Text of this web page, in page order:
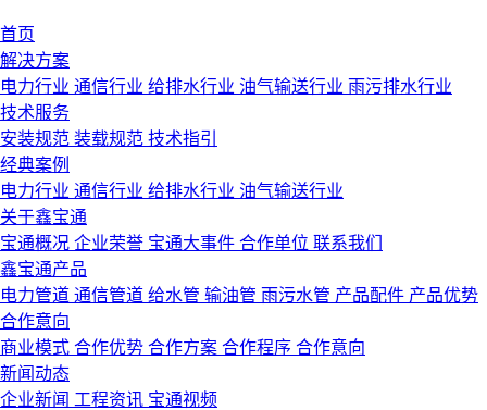
首页
解决方案
电力行业 通信行业 给排水行业 油气输送行业 雨污排水行业
技术服务
安装规范 装载规范 技术指引
经典案例
电力行业 通信行业 给排水行业 油气输送行业
关于鑫宝通
宝通概况 企业荣誉 宝通大事件 合作单位 联系我们
鑫宝通产品
电力管道 通信管道 给水管 输油管 雨污水管 产品配件 产品优势
合作意向
商业模式 合作优势 合作方案 合作程序 合作意向
新闻动态
企业新闻 工程资讯 宝通视频